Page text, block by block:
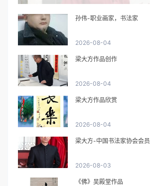
孙伟-职业画家，书法家
2026-08-04
梁大方作品创作
2026-08-04
梁大方作品欣赏
2026-08-04
梁大方-中国书法家协会会员
2026-08-03
《佛》吴殿堂作品